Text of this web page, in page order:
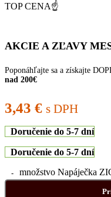
TOP CENA☝
AKCIE A ZĽAVY
Poponáhľajte sa a získajte
nad 200€
3,43 € s DPH
Doručenie do 5-7 dní
Doručenie do 5-7 dní
množstvo Napáječka